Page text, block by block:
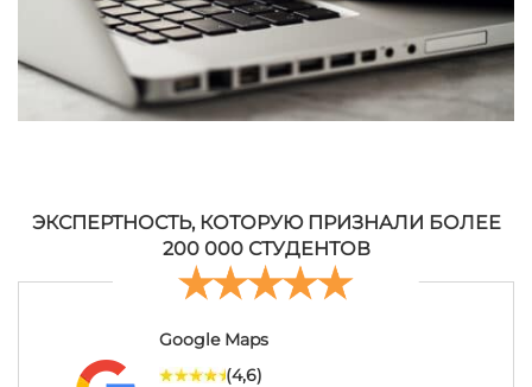
ЭКСПЕРТНОСТЬ, КОТОРУЮ ПРИЗНАЛИ БОЛЕЕ
200 000 СТУДЕНТОВ
Google Maps
(4,6)